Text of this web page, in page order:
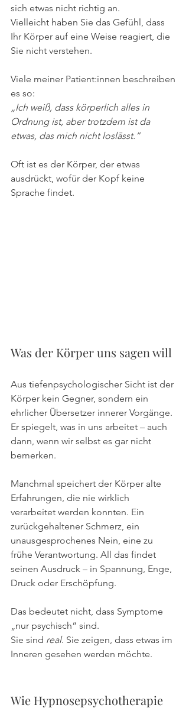
sich etwas nicht richtig an.
Vielleicht haben Sie das Gefühl, dass
Ihr Körper auf eine Weise reagiert, die
Sie nicht verstehen.
Viele meiner Patient:innen beschreiben
es so:
„Ich weiß, dass körperlich alles in
Ordnung ist, aber trotzdem ist da
etwas, das mich nicht loslässt.“
Oft ist es der Körper, der etwas
ausdrückt, wofür der Kopf keine
Sprache findet.
Was der Körper uns sagen will
Aus tiefenpsychologischer Sicht ist der
Körper kein Gegner, sondern ein
ehrlicher Übersetzer innerer Vorgänge.
Er spiegelt, was in uns arbeitet – auch
dann, wenn wir selbst es gar nicht
bemerken.
Manchmal speichert der Körper alte
Erfahrungen, die nie wirklich
verarbeitet werden konnten. Ein
zurückgehaltener Schmerz, ein
unausgesprochenes Nein, eine zu
frühe Verantwortung. All das findet
seinen Ausdruck – in Spannung, Enge,
Druck oder Erschöpfung.
Das bedeutet nicht, dass Symptome
„nur psychisch“ sind.
Sie sind real. Sie zeigen, dass etwas im
Inneren gesehen werden möchte.
Wie Hypnosepsychotherapie